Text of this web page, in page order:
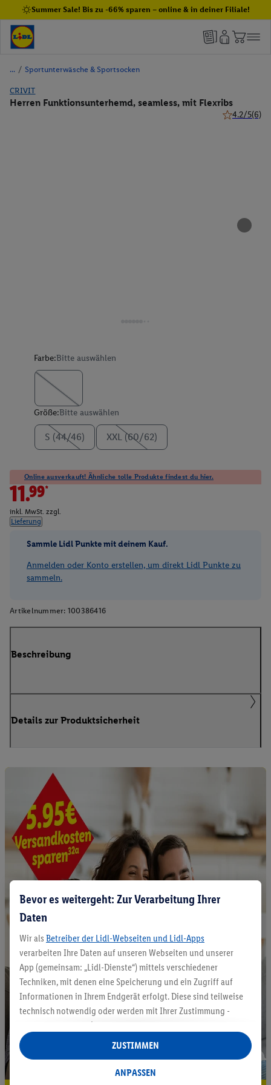
Summer Sale! Bis zu -66% sparen – online & in deiner Filiale!
/ Sportunterwäsche & Sportsocken
CRIVIT
Herren Funktionsunterhemd, seamless, mit Flexribs
4.2/5(6)
Farbe:Bitte auswählen
Größe:Bitte auswählen
S (44/46) XXL (60/62)
Online ausverkauft! Ähnliche tolle Produkte findest du hier.
11.99*
inkl. MwSt. zzgl.
Lieferung
Sammle Lidl Punkte mit deinem Kauf.
Anmelden oder Konto erstellen, um direkt Lidl Punkte zu
sammeln.
Artikelnummer: 100386416
Beschreibung
Details zur Produktsicherheit
Bevor es weitergeht: Zur Verarbeitung Ihrer
Daten
Wir als Betreiber der Lidl-Webseiten und Lidl-Apps
verarbeiten Ihre Daten auf unseren Webseiten und unserer
App (gemeinsam: „Lidl-Dienste“) mittels verschiedener
Techniken, mit denen eine Speicherung und ein Zugriff auf
Informationen in Ihrem Endgerät erfolgt. Diese sind teilweise
technisch notwendig oder werden mit Ihrer Zustimmung -
auch durch Partner (u.a.
Verantwortliche; im Zusammenhang mit dem IAB TCF
insgesamt
Statistik-Erstellung oder für personalisierte Werbung
ANPASSEN
ZUSTIMMEN